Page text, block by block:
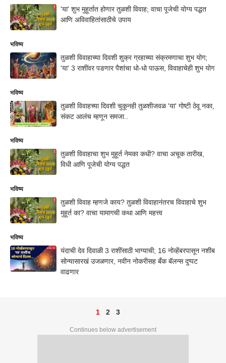
'या' शुभ मुहूर्तात होणार तुळशी विवाह; वाचा पूजेची योग्य पद्धत
आणि अविवाहितांसाठीचे उपाय
भविष्य
तुळशी विवाहाच्या दिवशी शुक्र ग्रहाच्या संक्रमणाचा शुभ योग;
'या' 3 राशींवर पडणार पैशांचा धो-धो पाऊस, विवाहाचेही शुभ योग
भविष्य
तुळशी विवाहच्या दिवशी चुकूनही तुळशीजवळ 'या' गोष्टी ठेवू नका,
संकट आलंच म्हणून समजा..
भविष्य
तुळशी विवाहाचा शुभ मुहूर्त नेमका कधी? वाचा अचूक तारीख,
विधी आणि पूजेची योग्य पद्धत
भविष्य
तुळशी विवाह म्हणजे काय? तुळशी विवाहानंतरच विवाहाचे शुभ
मुहूर्त का? वाचा यामागची कथा आणि महत्त्व
भविष्य
यंदाची देव दिवाळी 3 राशींसाठी भाग्याची; 16 नोव्हेंबरपासून नशीब
सोन्यासारखं उजळणार, नवीन नोकरीसह बँक बॅलन्स दुप्पट
वाढणार
1 2 3
Continues below advertisement